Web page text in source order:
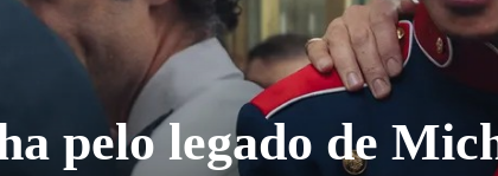
pelo legado de